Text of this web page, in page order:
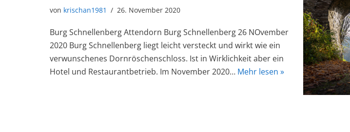
von krischan1981 26. November 2020
Burg Schnellenberg Attendorn Burg Schnellenberg 26 NOvember
2020 Burg Schnellenberg liegt leicht versteckt und wirkt wie ein
verwunschenes Dornröschenschloss. Ist in Wirklichkeit aber ein
Hotel und Restaurantbetrieb. Im November 2020… Mehr lesen »